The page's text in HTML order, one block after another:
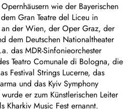
wie der Bayerischen
Gran Teatre del Liceu in
an der Wien, der Oper Graz, der
dem Deutschen Nationaltheater
das MDR-Sinfonieorchester
Teatro Comunale di Bologna, die
Festival Strings Lucerne, das
und das Kyiv Symphony
er zum Künstlerischen Leiter
Kharkiv Music Fest ernannt.